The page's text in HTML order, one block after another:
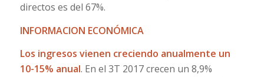
directos es del 67%.
INFORMACION ECONÓMICA
Los ingresos vienen creciendo anualmente un
10-15% anual. En el 3T 2017 crecen un 8,9%